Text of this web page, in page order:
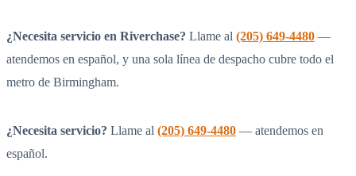
¿Necesita servicio en Riverchase? Llame al (205) 649-4480 —
atendemos en español, y una sola línea de despacho cubre todo el
metro de Birmingham.
¿Necesita servicio? Llame al (205) 649-4480 — atendemos en
español.